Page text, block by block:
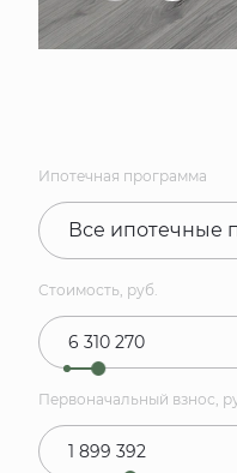
Ипотечная программа
Все ипотечные
Стоимость, руб.
Первоначальный взнос,